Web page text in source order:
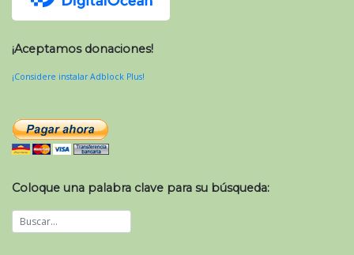
¡Aceptamos donaciones!
¡Considere instalar Adblock Plus!
Coloque una palabra clave para su búsqueda: